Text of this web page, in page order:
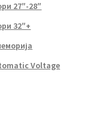
27″-28″
32″+
Voltage